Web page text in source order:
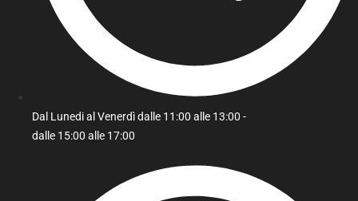
Dal Lunedi al Venerdì dalle 11:00 alle 13:00 -
dalle 15:00 alle 17:00